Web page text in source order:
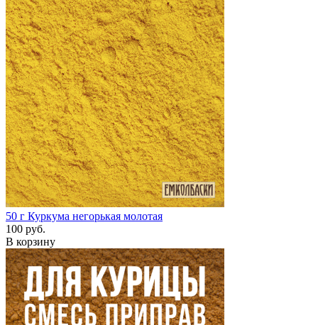
50 г Куркума негорькая молотая
100 руб.
В корзину